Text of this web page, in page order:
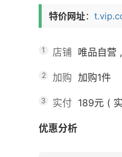
特价网址：
1 店铺 唯品自营
2 加购 加购1件
3 实付 189元 (
优惠分析